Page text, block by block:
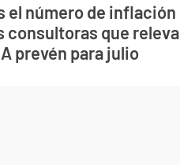
el número de inflación
consultoras que releva
prevén para julio